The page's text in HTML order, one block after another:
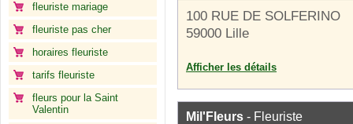
fleuriste mariage
fleuriste pas cher
horaires fleuriste
tarifs fleuriste
fleurs pour la Saint
Valentin
100 RUE DE SOLFERINO
59000 Lille
Afficher les détails
Mil'Fleurs - Fleuriste